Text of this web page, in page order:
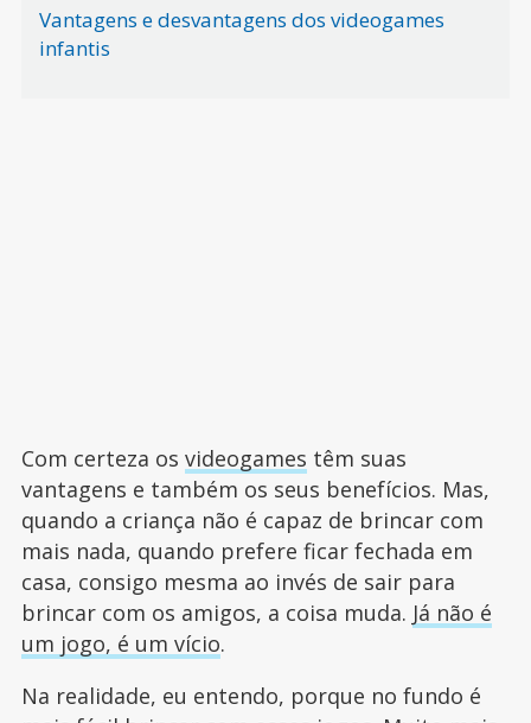
Vantagens e desvantagens dos videogames
infantis
Com certeza os videogames têm suas
vantagens e também os seus benefícios. Mas,
quando a criança não é capaz de brincar com
mais nada, quando prefere ficar fechada em
casa, consigo mesma ao invés de sair para
brincar com os amigos, a coisa muda. Já não é
um jogo, é um vício.
Na realidade, eu entendo, porque no fundo é